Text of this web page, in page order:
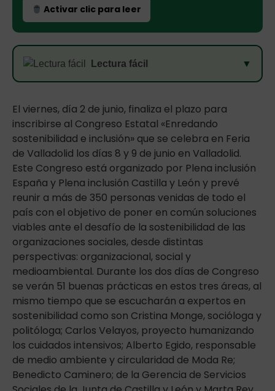
Activar clic para leer
Lectura fácil ▼
El viernes, día 2 de junio, finaliza el plazo para
inscribirse al Congreso Estatal «Enredando
sostenibilidad e inclusión» que se celebra en Feria
de Valladolid los días 8 y 9 de junio en Valladolid.
Este Congreso está organizado por Plena inclusión
España y Plena inclusión Castilla y León y prevé
reunir a más de 350 personas venidas de todo el
país con el objetivo de poner en común soluciones
viables ante el desafío de la sostenibilidad de las
organizaciones sociales, desde distintas
perspectivas: organizacional, social y
medioambiental. Durante los dos días de Congreso
se verán 51 buenas prácticas en estos tres áreas, al
mismo tiempo que se escucharán a expertos en
sostenibilidad como son Cristina Monge, socióloga y
politóloga; Carlos Velayos, proyecto humanizando
los cuidados intensivos; Alberto Egido, responsable
de medio ambiente y circularidad de Moda Re;
Benedicto Caminero; de la Gerencia de Servicios